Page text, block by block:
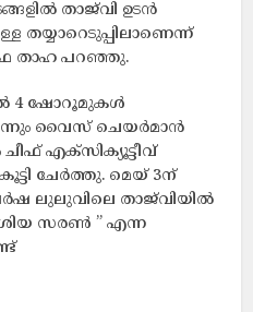
താജ്‌വി ഉടൻ
തയ്യാറെടുപ്പിലാണെന്ന്
താഹ പറഞ്ഞു.
4 ഷോറൂമുകൾ
വൈസ് ചെയർമാൻ
എക്സിക്യൂട്ടീവ്
ചേർത്തു. മെയ്‌ 3ന്
ലുലുവിലെ താജ്‌വിയിൽ
ശ്രിയ സരൺ ” എന്ന